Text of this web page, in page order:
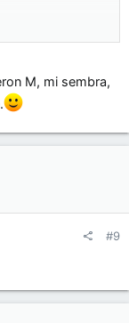
che
mediaworld
win...
M, mi sembra,
#9